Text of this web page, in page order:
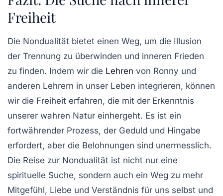
Freiheit
Die Nondualität bietet einen Weg, um die Illusion
der Trennung zu überwinden und inneren Frieden
zu finden. Indem wir die Lehren von Ronny und
anderen Lehrern in unser Leben integrieren, können
wir die Freiheit erfahren, die mit der Erkenntnis
unserer wahren Natur einhergeht. Es ist ein
fortwährender Prozess, der Geduld und Hingabe
erfordert, aber die Belohnungen sind unermesslich.
Die Reise zur Nondualität ist nicht nur eine
spirituelle Suche, sondern auch ein Weg zu mehr
Mitgefühl, Liebe und Verständnis für uns selbst und